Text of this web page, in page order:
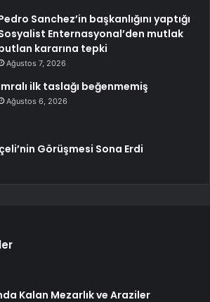
Sanchez’in başkanlığını yaptığı
Enternasyonal’den mutlak
kararına tepki
Ağustos 7, 2026
ilk taslağı beğenmemiş
Ağustos 6, 2026
Görüşmesi Sona Erdi
Kalan Mezarlık ve Araziler